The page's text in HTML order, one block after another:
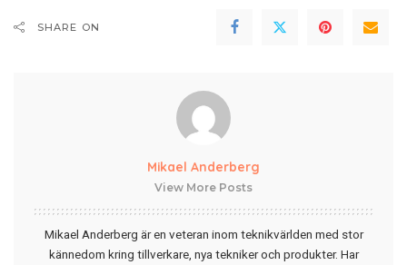
SHARE ON
Mikael Anderberg
View More Posts
Mikael Anderberg är en veteran inom teknikvärlden med stor
kännedom kring tillverkare, nya tekniker och produkter. Har